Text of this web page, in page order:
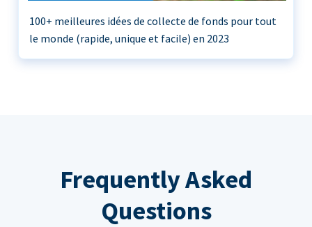
100+ meilleures idées de collecte de fonds pour tout
le monde (rapide, unique et facile) en 2023
Frequently Asked
Questions